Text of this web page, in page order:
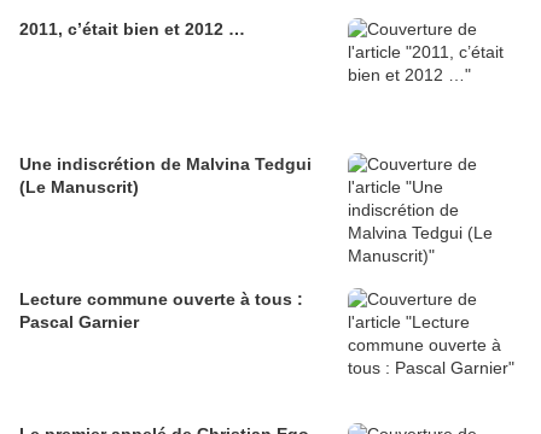
2011, c’était bien et 2012 …
Une indiscrétion de Malvina Tedgui
(Le Manuscrit)
Lecture commune ouverte à tous :
Pascal Garnier